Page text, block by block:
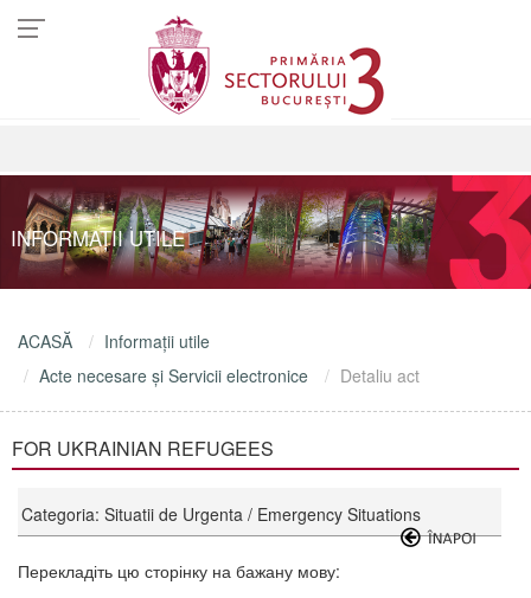
INFORMAŢII UTILE
ACASĂ
Informaţii utile
Acte necesare şi Servicii electronice
Detaliu act
FOR UKRAINIAN REFUGEES
Categoria: Situatii de Urgenta / Emergency Situations
Перекладіть цю сторінку на бажану мову: